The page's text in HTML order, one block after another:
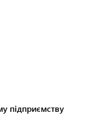
підприємству